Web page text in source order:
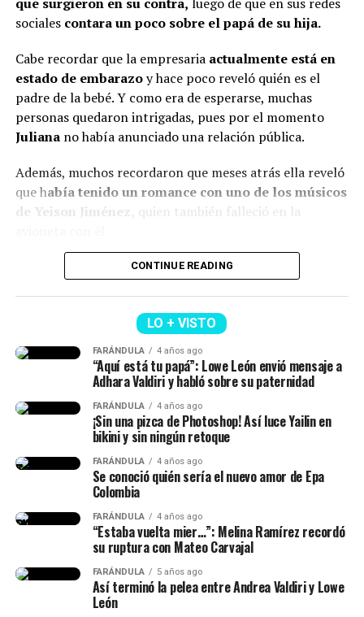
#soyjuandacaribeshow
♬ sonido original –
de cabello diferente y además, algunos usuarios
comentaron que la empresaria se habría realizado
De hecho, varios la notaron diferente y cuestionaron al
respecto.
“¿Qué le pasó en la cara?”, “Se ve súper inyectada,
perfilamiento?”, “Se dañó el rostro”, comentaron.
Finalmente, otro grupo de personas señaló que veían
debido al tiempo que ha pasado.
(Recuerda dar clic en la imagen)
Epa Colombia y su abogada (Imagen
tomada de IG Rechismes)
sociales contara un poco sobre el papá de su hija.
Cabe recordar que la empresariaactualmente está en
estado de embarazoy hace poco reveló quién es el
padre de la bebé. Y como era de esperarse, muchas
personas quedaron intrigadas, pues por el momento
Julianano había anunciado una relación pública.
Además, muchos recordaron que meses atrás ella reveló
que había tenido un romance con uno de los músicos
de Yeison Jiménez, quien también falleció en la
Lee también: ¿Escro estaría “utilizando” a Aida
Victoria? Yina Calderón opinó al respecto y causó
Y en este caso, todos estos hechos generaron muchas
reacciones y se avivaron luego de que Calderón contara,
en una dinámica de preguntas y respuestas en sus
historias de Instagram, q
desde hace siete años.
“Lo conocí hace siete años, ha
sido la historia de amor más
impactante de la historia y, a
pesar de muchos bajos y altos,
siempre estuvo para mí”, había
dicho.
CONTINUE READING
LO + VISTO
FARÁNDULA 4 años ago
“Aquí está tu papá”: Lowe León envió mensaje a
Adhara Valdiri y habló sobre su paternidad
FARÁNDULA 4 años ago
¡Sin una pizca de Photoshop! Así luce Yailin en
bikini y sin ningún retoque
FARÁNDULA 4 años ago
Se conoció quién sería el nuevo amor de Epa
Colombia
FARÁNDULA 4 años ago
“Estaba vuelta mier…”: Melina Ramírez recordó
su ruptura con Mateo Carvajal
FARÁNDULA 5 años ago
Así terminó la pelea entre Andrea Valdiri y Lowe
León